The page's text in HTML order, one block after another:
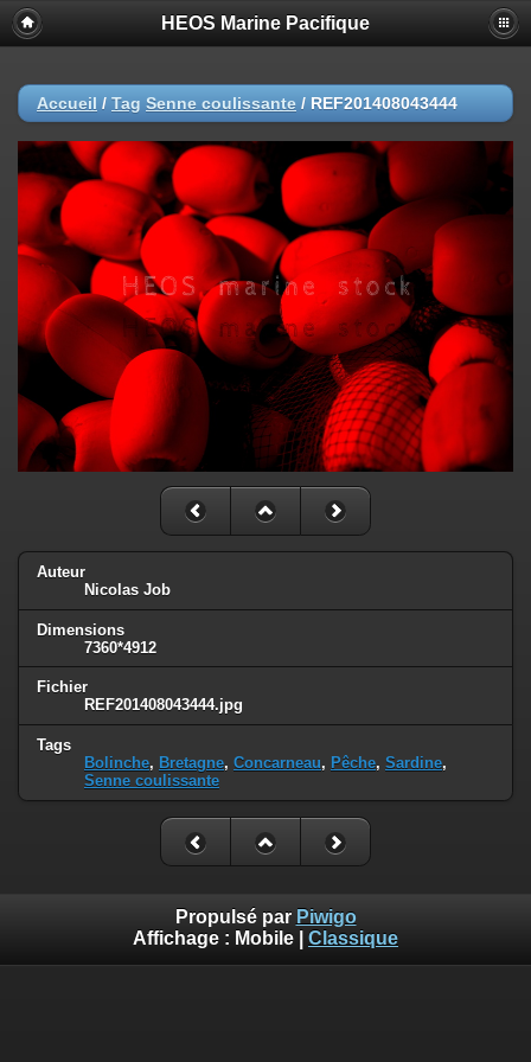
HEOS Marine Pacifique
Accueil / Tag Senne coulissante / REF201408043444
Auteur
Nicolas Job
Dimensions
7360*4912
Fichier
REF201408043444.jpg
Tags
Bolinche, Bretagne, Concarneau, Pêche, Sardine,
Senne coulissante
Propulsé par Piwigo
Affichage : Mobile Classique